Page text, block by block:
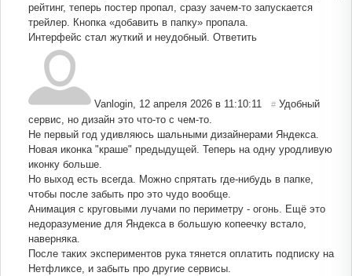
рейтинг, теперь постер пропал, сразу зачем-то запускается
трейлер. Кнопка «добавить в папку» пропала.
Интерфейс стал жуткий и неудобный. Ответить
Vanlogin, 12 апреля 2026 в 11:10:11 # Удобный
сервис, но дизайн это что-то с чем-то.
Не первый год удивляюсь шальными дизайнерами Яндекса.
Новая иконка "краше" предыдущей. Теперь на одну уродливую
иконку больше.
Но выход есть всегда. Можно спрятать где-нибудь в папке,
чтобы после забыть про это чудо вообще.
Анимация с круговыми лучами по периметру - огонь. Ещё это
недоразумение для Яндекса в большую копеечку встало,
наверняка.
После таких экспериментов рука тянется оплатить подписку на
Нетфликсе, и забыть про другие сервисы.